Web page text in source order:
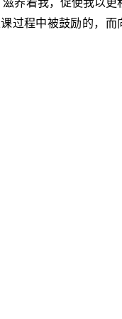
养着我，促使我以更
过程中被鼓励的，而